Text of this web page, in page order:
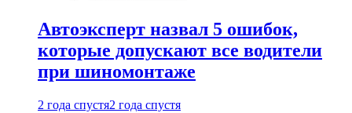
Автоэксперт назвал 5 ошибок,
которые допускают все водители
при шиномонтаже
2 года спустя2 года спустя